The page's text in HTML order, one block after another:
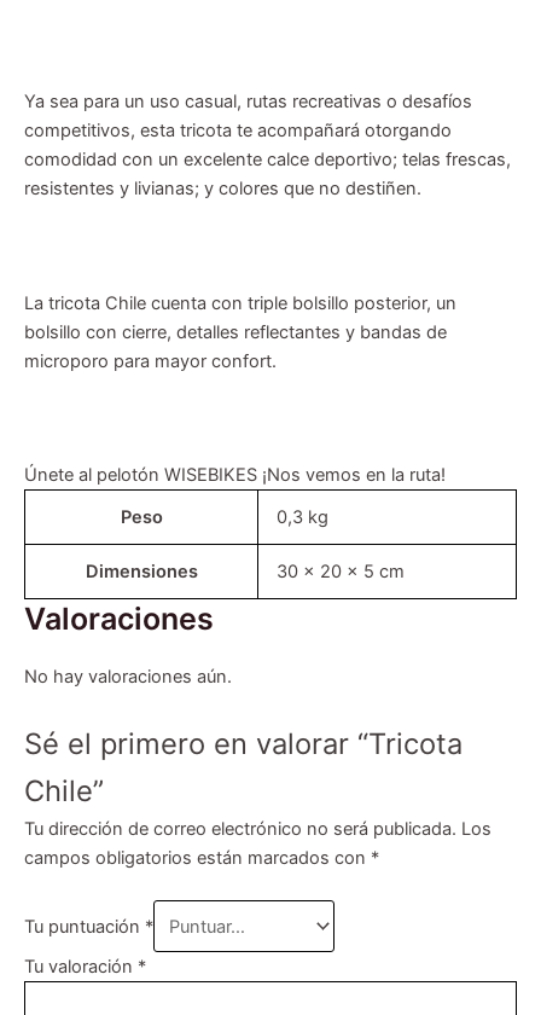
Ya sea para un uso casual, rutas recreativas o desafíos
competitivos, esta tricota te acompañará otorgando
comodidad con un excelente calce deportivo; telas frescas,
resistentes y livianas; y colores que no destiñen.
La tricota Chile cuenta con triple bolsillo posterior, un
bolsillo con cierre, detalles reflectantes y bandas de
microporo para mayor confort.
Únete al pelotón WISEBIKES ¡Nos vemos en la ruta!
Peso
0,3 kg
Dimensiones 30 × 20 × 5 cm
Valoraciones
No hay valoraciones aún.
Sé el primero en valorar “Tricota
Chile”
Tu dirección de correo electrónico no será publicada. Los
campos obligatorios están marcados con *
Tu puntuación *
Tu valoración *